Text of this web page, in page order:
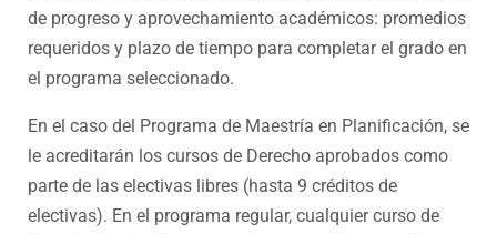
de progreso y aprovechamiento académicos: promedios
requeridos y plazo de tiempo para completar el grado en
el programa seleccionado.
En el caso del Programa de Maestría en Planificación, se
le acreditarán los cursos de Derecho aprobados como
parte de las electivas libres (hasta 9 créditos de
electivas). En el programa regular, cualquier curso de